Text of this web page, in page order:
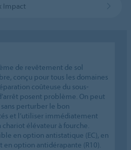
Impact
de revêtement de sol
conçu pour tous les domaines
coûteuse du sous-
posent problème. On peut
perturber le bon
et l’utiliser immédiatement
élévateur à fourche.
en option antistatique (EC), en
en option antidérapante (R10).